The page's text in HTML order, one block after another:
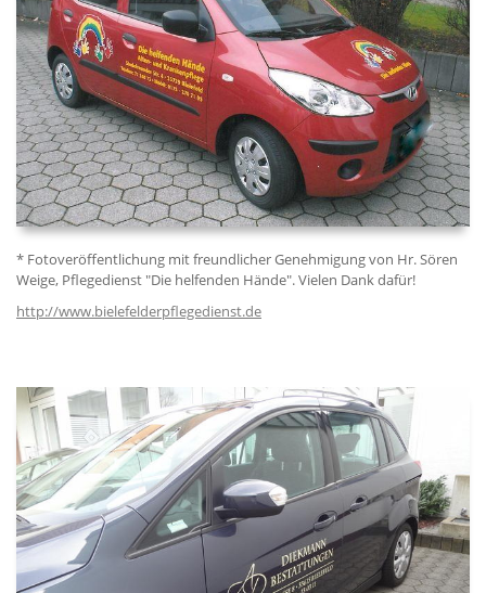
* Fotoveröffentlichung mit freundlicher Genehmigung von Hr. Sören
Weige, Pflegedienst "Die helfenden Hände". Vielen Dank dafür!
http://www.bielefelderpflegedienst.de